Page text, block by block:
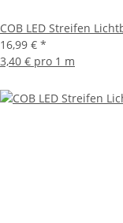
COB LED Streifen
16,99 € *
3,40 € pro 1 m